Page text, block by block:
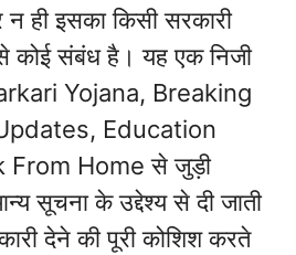
ही इसका किसी सरकारी
से कोई संबंध है। यह एक निजी
Yojana, Breaking
Education
Home से जुड़ी
सूचना के उद्देश्य से दी जाती
देने की पूरी कोशिश करते